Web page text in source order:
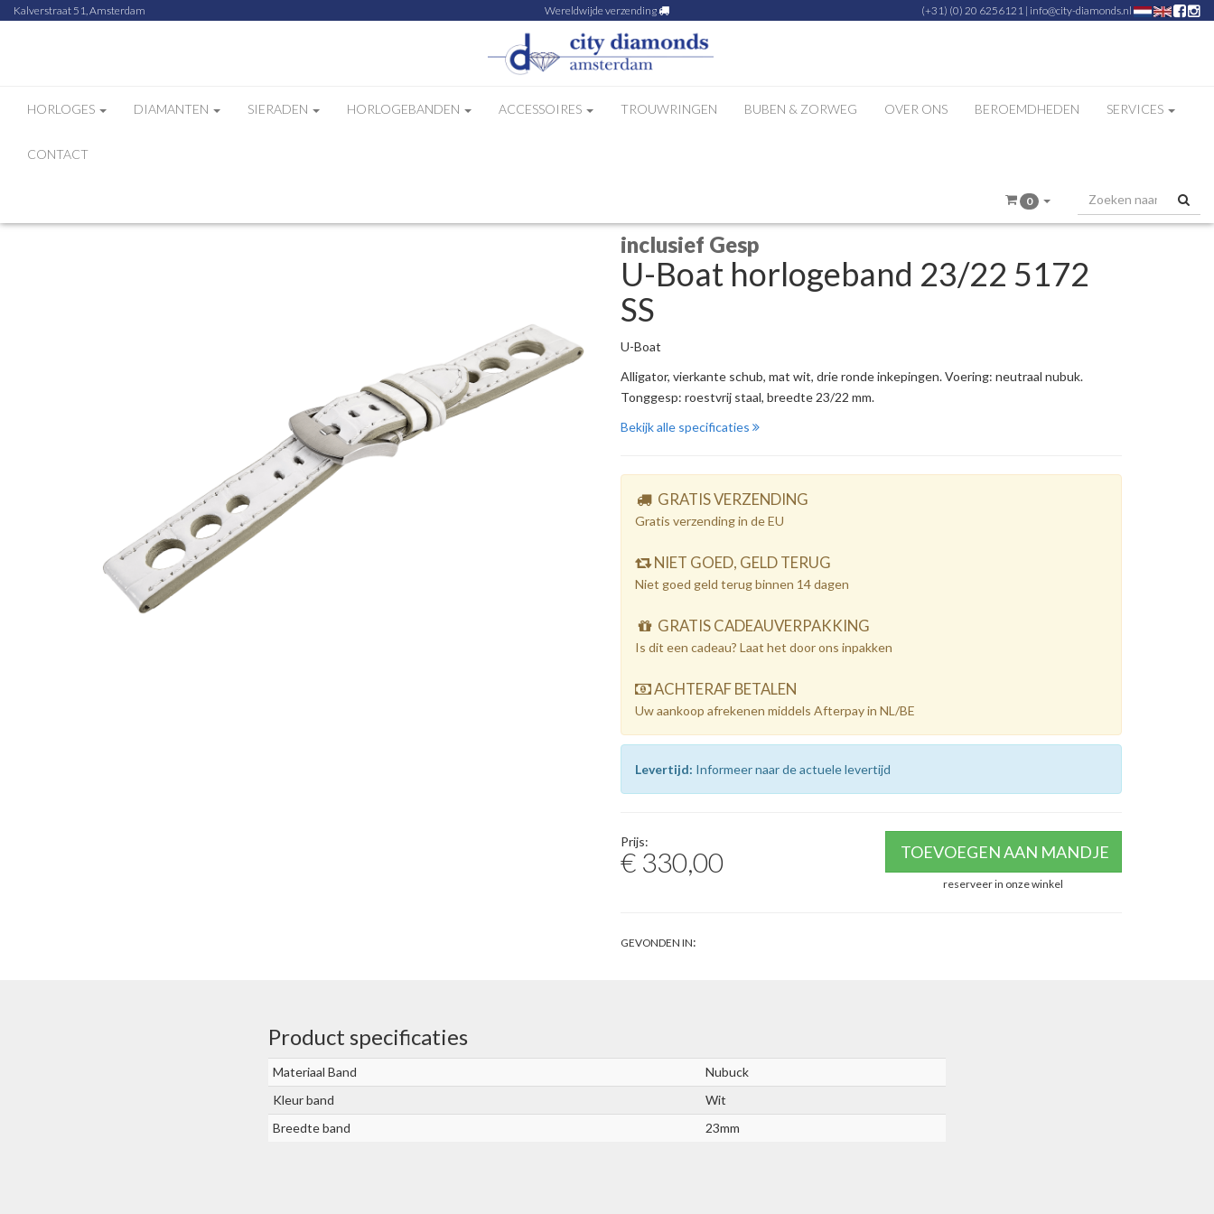
Kalverstraat 51, Amsterdam Wereldwijde verzending (+31) (0) 20 6256121 | info@city-diamonds.nl
HORLOGES DIAMANTEN SIERADEN HORLOGEBANDEN ACCESSOIRES TROUWRINGEN BUBEN & ZORWEG OVER ONS BEROEMDHEDEN SERVICES
CONTACT
0
inclusief Gesp
U-Boat horlogeband 23/22 5172
SS
U-Boat
Alligator, vierkante schub, mat wit, drie ronde inkepingen. Voering: neutraal nubuk.
Tonggesp: roestvrij staal, breedte 23/22 mm.
Bekijk alle specificaties
GRATIS VERZENDING
Gratis verzending in de EU
NIET GOED, GELD TERUG
Niet goed geld terug binnen 14 dagen
GRATIS CADEAUVERPAKKING
Is dit een cadeau? Laat het door ons inpakken
ACHTERAF BETALEN
Uw aankoop afrekenen middels Afterpay in NL/BE
Levertijd: Informeer naar de actuele levertijd
Prijs:
€ 330,00 TOEVOEGEN AAN MANDJE
reserveer in onze winkel
GEVONDEN IN:
Product specificaties
Materiaal Band
Nubuck
Kleur band
Wit
Breedte band
23mm